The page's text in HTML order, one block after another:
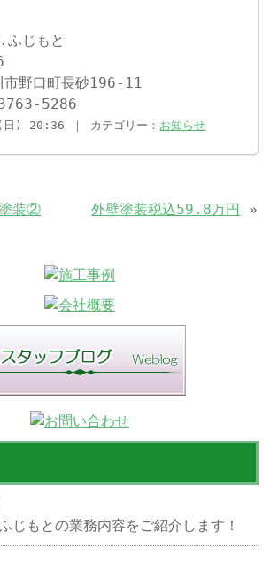
じもと
市野口町長砂196-11
5286
日) 20:36 ｜ カテゴリー： お知らせ
装② 外壁塗装税込59.8万円 »
もとの業務内容をご紹介します！